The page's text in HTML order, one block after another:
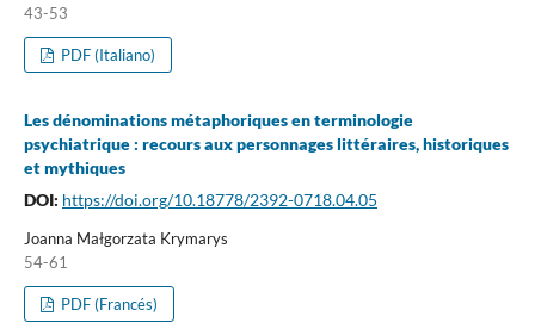
43-53
PDF (Italiano)
Les dénominations métaphoriques en terminologie
psychiatrique : recours aux personnages littéraires, historiques
et mythiques
DOI: https://doi.org/10.18778/2392-0718.04.05
Joanna Małgorzata Krymarys
54-61
PDF (Francés)